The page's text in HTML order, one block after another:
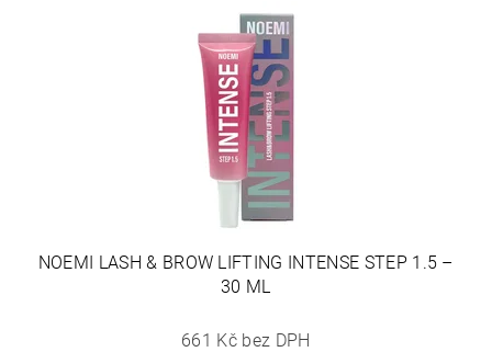
NOEMI LASH & BROW LIFTING INTENSE STEP 1.5 –
30 ML
661 Kč bez DPH